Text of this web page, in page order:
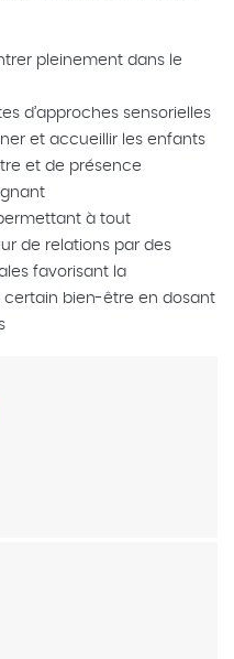
pleinement dans le
d’approches sensorielles
et accueillir les enfants
et de présence
à tout
de relations par des
favorisant la
certain bien-être en dosant